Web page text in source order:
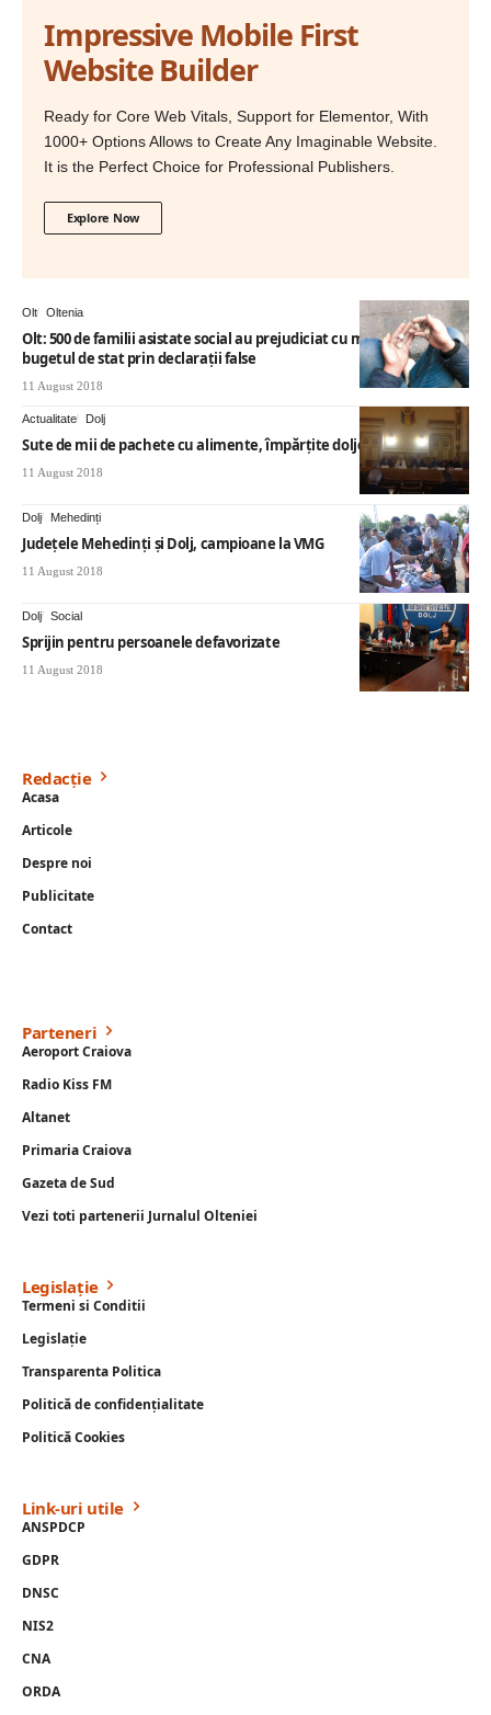
Impressive Mobile First
Website Builder
Ready for Core Web Vitals, Support for Elementor, With
1000+ Options Allows to Create Any Imaginable Website.
It is the Perfect Choice for Professional Publishers.
Explore Now
Olt Oltenia
Olt: 500 de familii asistate social au prejudiciat cu miliarde de lei
bugetul de stat prin declaraţii false
11 August 2018
Actualitate Dolj
Sute de mii de pachete cu alimente, împărţite doljenilor
11 August 2018
Dolj Mehedinți
Judeţele Mehedinţi şi Dolj, campioane la VMG
11 August 2018
Dolj Social
Sprijin pentru persoanele defavorizate
11 August 2018
Redacție
Acasa
Articole
Despre noi
Publicitate
Contact
Parteneri
Aeroport Craiova
Radio Kiss FM
Altanet
Primaria Craiova
Gazeta de Sud
Vezi toti partenerii Jurnalul Olteniei
Legislație
Termeni si Conditii
Legislație
Transparenta Politica
Politică de confidențialitate
Politică Cookies
Link-uri utile
ANSPDCP
GDPR
DNSC
NIS2
CNA
ORDA